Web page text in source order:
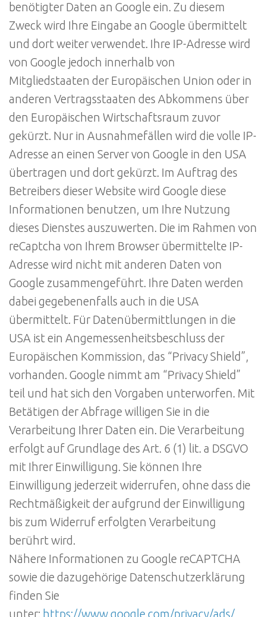
benötigter Daten an Google ein. Zu diesem
Zweck wird Ihre Eingabe an Google übermittelt
und dort weiter verwendet. Ihre IP-Adresse wird
von Google jedoch innerhalb von
Mitgliedstaaten der Europäischen Union oder in
anderen Vertragsstaaten des Abkommens über
den Europäischen Wirtschaftsraum zuvor
gekürzt. Nur in Ausnahmefällen wird die volle IP-
Adresse an einen Server von Google in den USA
übertragen und dort gekürzt. Im Auftrag des
Betreibers dieser Website wird Google diese
Informationen benutzen, um Ihre Nutzung
dieses Dienstes auszuwerten. Die im Rahmen von
reCaptcha von Ihrem Browser übermittelte IP-
Adresse wird nicht mit anderen Daten von
Google zusammengeführt. Ihre Daten werden
dabei gegebenenfalls auch in die USA
übermittelt. Für Datenübermittlungen in die
USA ist ein Angemessenheitsbeschluss der
Europäischen Kommission, das “Privacy Shield”,
vorhanden. Google nimmt am “Privacy Shield”
teil und hat sich den Vorgaben unterworfen. Mit
Betätigen der Abfrage willigen Sie in die
Verarbeitung Ihrer Daten ein. Die Verarbeitung
erfolgt auf Grundlage des Art. 6 (1) lit. a DSGVO
mit Ihrer Einwilligung. Sie können Ihre
Einwilligung jederzeit widerrufen, ohne dass die
Rechtmäßigkeit der aufgrund der Einwilligung
bis zum Widerruf erfolgten Verarbeitung
berührt wird.
Nähere Informationen zu Google reCAPTCHA
sowie die dazugehörige Datenschutzerklärung
finden Sie
unter: https://www.google.com/privacy/ads/